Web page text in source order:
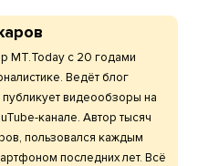
МТ.Today с 20 годами
Ведёт блог
видеообзоры на
канале. Автор тысяч
пользовался каждым
последних лет. Всё